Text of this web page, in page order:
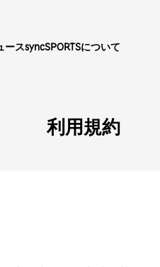
ースsyncSPORTSについて
利用規約